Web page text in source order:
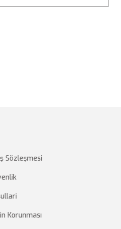
Sözleşmesi
Korunması